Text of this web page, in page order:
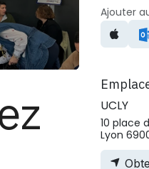
Ajouter
UCLY
10 place
Lyon